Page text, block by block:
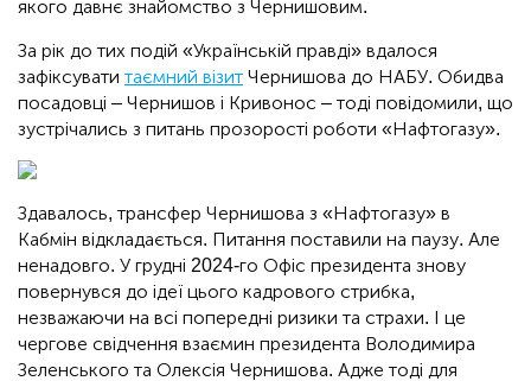
якого давнє знайомство з Чернишовим.
За рік до тих подій «Українській правді» вдалося
зафіксувати таємний візит Чернишова до НАБУ. Обидва
посадовці – Чернишов і Кривонос – тоді повідомили, що
зустрічались з питань прозорості роботи «Нафтогазу».
Здавалось, трансфер Чернишова з «Нафтогазу» в
Кабмін відкладається. Питання поставили на паузу. Але
ненадовго. У грудні 2024-го Офіс президента знову
повернувся до ідеї цього кадрового стрибка,
незважаючи на всі попередні ризики та страхи. І це
чергове свідчення взаємин президента Володимира
Зеленського та Олексія Чернишова. Адже тоді для